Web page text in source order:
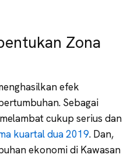
Zona
efek
Sebagai
cukup serius dan
kuartal dua 2019. Dan,
ekonomi di Kawasan